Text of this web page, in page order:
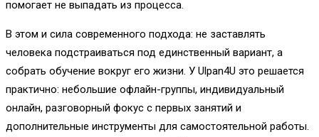
помогает не выпадать из процесса.
В этом и сила современного подхода: не заставлять
человека подстраиваться под единственный вариант, а
собрать обучение вокруг его жизни. У Ulpan4U это решается
практично: небольшие офлайн-группы, индивидуальный
онлайн, разговорный фокус с первых занятий и
дополнительные инструменты для самостоятельной работы.